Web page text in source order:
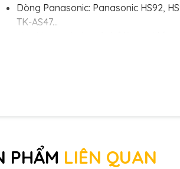
Dòng Panasonic: Panasonic HS92,
TK-AS47...
PHẨM LIÊN QUAN